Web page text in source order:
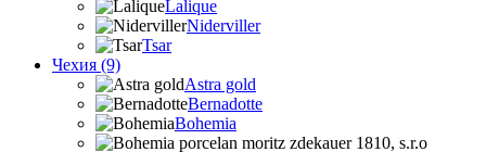
Lalique
Niderviller
Tsar
Чехия (9)
Astra gold
Bernadotte
Bohemia